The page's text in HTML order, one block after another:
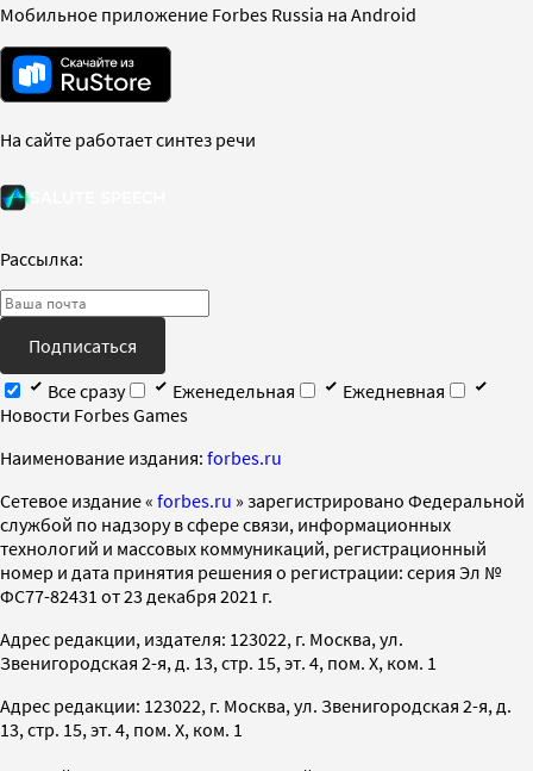
Мобильное приложение Forbes Russia на Android
На сайте работает синтез речи
Рассылка:
Подписаться
Все сразу
Еженедельная
Ежедневная
Новости Forbes Games
Наименование издания: forbes.ru
Cетевое издание « forbes.ru » зарегистрировано Федеральной
службой по надзору в сфере связи, информационных
технологий и массовых коммуникаций, регистрационный
номер и дата принятия решения о регистрации: серия Эл №
ФС77-82431 от 23 декабря 2021 г.
Адрес редакции, издателя: 123022, г. Москва, ул.
Звенигородская 2-я, д. 13, стр. 15, эт. 4, пом. X, ком. 1
Адрес редакции: 123022, г. Москва, ул. Звенигородская 2-я, д.
13, стр. 15, эт. 4, пом. X, ком. 1